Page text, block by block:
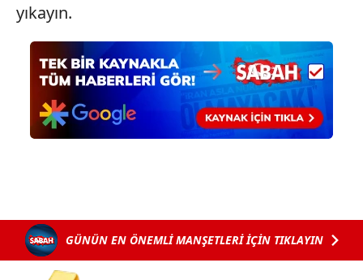
yıkayın.
GÜNÜN EN ÖNEMLİ MANŞETLERİ İÇİN TIKLAYIN